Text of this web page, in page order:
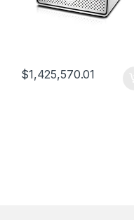
$1,425,570.01